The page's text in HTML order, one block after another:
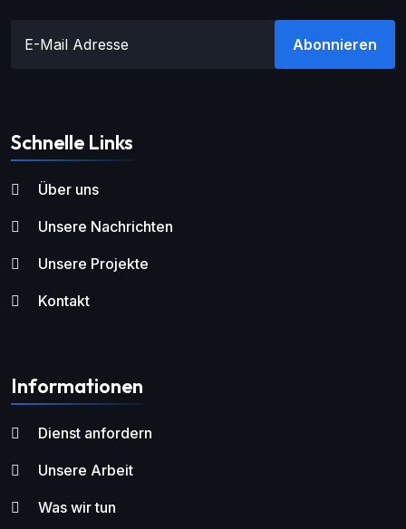
Abonnieren
Schnelle Links
Über uns
Unsere Nachrichten
Unsere Projekte
Kontakt
Informationen
Dienst anfordern
Unsere Arbeit
Was wir tun